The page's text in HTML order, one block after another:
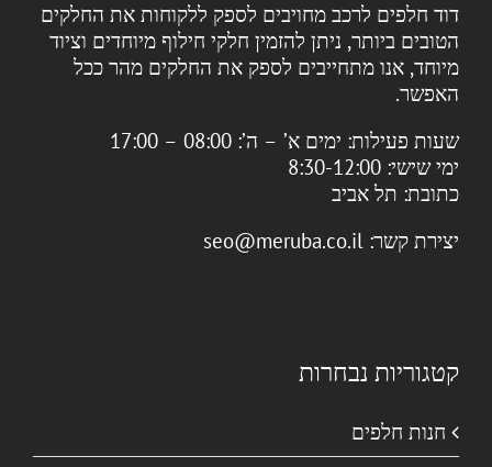
דוד חלפים לרכב מחויבים לספק ללקוחות את החלקים
הטובים ביותר, ניתן להזמין חלקי חילוף מיוחדים וציוד
מיוחד, אנו מתחייבים לספק את החלקים מהר ככל
האפשר.
שעות פעילות: ימים א’ – ה’: 08:00 – 17:00
ימי שישי: 8:30-12:00
כתובת: תל אביב
יצירת קשר: seo@meruba.co.il
קטגוריות נבחרות
חנות חלפים